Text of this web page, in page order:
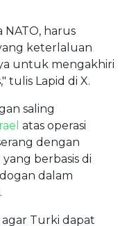
harus
keterlaluan
untuk mengakhiri
tulis Lapid di X.
saling
atas operasi
dengan
berbasis di
dalam
Turki dapat